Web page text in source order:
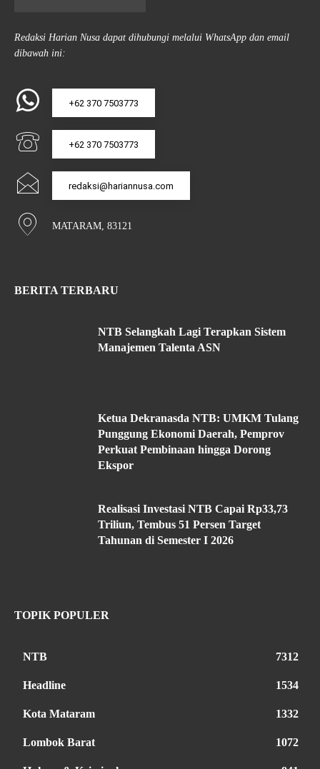
Redaksi Harian Nusa dapat dihubungi melalui WhatsApp dan email
dibawah ini:
+62 370 7503773
+62 370 7503773
redaksi@hariannusa.com
MATARAM, 83121
BERITA TERBARU
NTB Selangkah Lagi Terapkan Sistem
Manajemen Talenta ASN
Ketua Dekranasda NTB: UMKM Tulang
Punggung Ekonomi Daerah, Pemprov
Perkuat Pembinaan hingga Dorong
Ekspor
Realisasi Investasi NTB Capai Rp33,73
Triliun, Tembus 51 Persen Target
Tahunan di Semester I 2026
TOPIK POPULER
NTB 7312
Headline 1534
Kota Mataram 1332
Lombok Barat 1072